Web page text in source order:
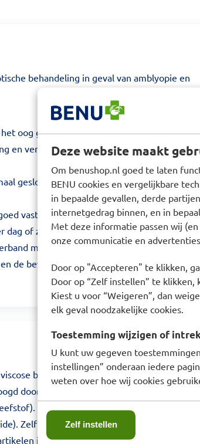
Deze website maakt
Om benushop.nl goed te laten
BENU cookies en vergelijkbare
in bepaalde gevallen, derde
internetgedrag binnen, en in
Met deze informatie passen wij
onze communicatie en
Door op "Accepteren" te klikken,
Door op “Zelf instellen” te
Kiest u voor “Weigeren”, dan
elk geval noodzakelijke cookies.
Toestemming wijzigen of
U kunt uw gegeven
instellingen” onderaan iedere
weten over hoe wij cookies
Zelf instellen
behandeling in geval van amblyopie en
het oog grondig.
en verwijder de papieren beschermlaag van
gesloten oog, de smalste kant aan de
vast, vooral bij de neus.
dag of zoals aangegeven door de therapeut.
met het product zijn ontstaan, moeten
de bevoegde autoriteit van de lidstaat
bamboe non-woven tissue geverfd met
door middel van warmte of UV-uitharding +
Occlusiekussen van trilaminaatmateriaal
Zelfklevende beschermlaag
is een “reliëfeffect” aangebracht door